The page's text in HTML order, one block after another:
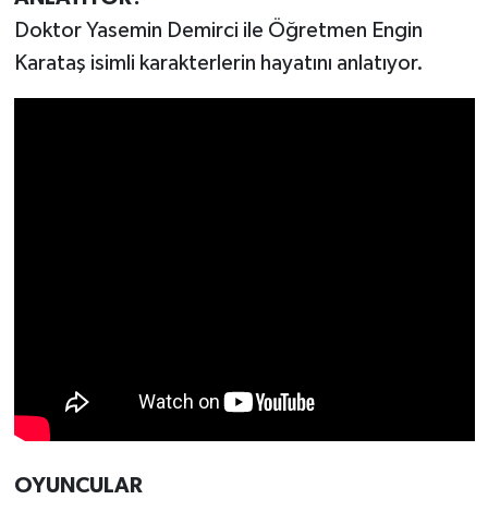
Doktor Yasemin Demirci ile Öğretmen Engin
Karataş isimli karakterlerin hayatını anlatıyor.
OYUNCULAR